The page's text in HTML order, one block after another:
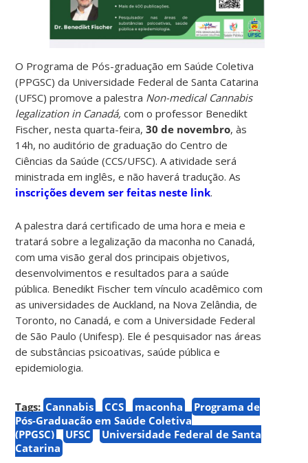
O Programa de Pós-graduação em Saúde Coletiva
(PPGSC) da Universidade Federal de Santa Catarina
(UFSC) promove a palestra Non-medical Cannabis
legalization in Canadá,com oprofessor Benedikt
Fischer,nesta quarta-feira,30 de novembro, às
14h, no auditório de graduação do Centro de
Ciências da Saúde (CCS/UFSC). A atividade será
ministrada em inglês, e não haverá tradução. As
inscrições devem ser feitas neste link.
A palestra dará certificado de uma hora e meia e
tratará sobre a legalização da maconha noCanadá,
com uma visão geral dos principais objetivos,
desenvolvimentos e resultados para a saúde
pública. Benedikt Fischer tem vínculo acadêmico com
as universidades de Auckland, na Nova Zelândia, de
Toronto, no Canadá, e com a Universidade Federal
de São Paulo (Unifesp). Ele é pesquisador nas áreas
de substâncias psicoativas, saúde pública e
epidemiologia.
Tags: Cannabis CCS maconha
Programa de
Pós-Graduação em Saúde Coletiva
(PPGSC)
UFSC
Universidade Federal de Santa
Catarina